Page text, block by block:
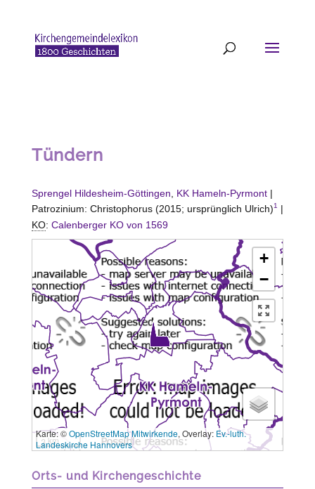
Tündern
Sprengel Hildesheim-Göttingen KK Hameln-Pyrmont|
Patrozinium: Christophorus (2015; ursprünglich Ulrich)1
|
KO: Calenberger KO von 1569
+
−
3 km
Karte: ©OpenStreetMap Mitwirkende, Overlay: Ev.-luth.
Landeskirche Hannovers
Orts- und Kirchengeschichte